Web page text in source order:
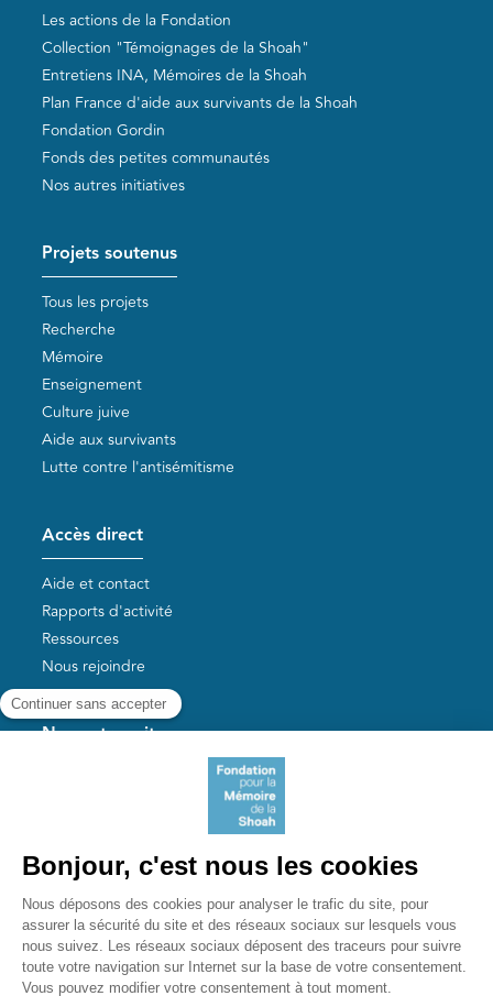
Les actions de la Fondation
Collection "Témoignages de la Shoah"
Entretiens INA, Mémoires de la Shoah
Plan France d'aide aux survivants de la Shoah
Fondation Gordin
Fonds des petites communautés
Nos autres initiatives
Projets soutenus
Tous les projets
Recherche
Mémoire
Enseignement
Culture juive
Aide aux survivants
Lutte contre l'antisémitisme
Accès direct
Aide et contact
Rapports d'activité
Ressources
Nous rejoindre
Nos autres sites
Aide aux survivants de la Shoah
Liens utiles
Mémorial de la Shoah
Le camp des Milles
Yad Vashem France